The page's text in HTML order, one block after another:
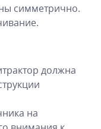
симметрично.
должна
на